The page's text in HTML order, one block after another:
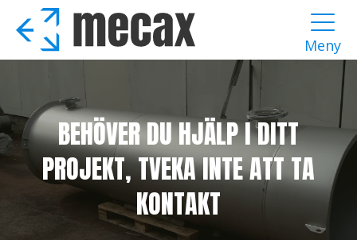
Hoppa
till
huvudinnehåll
Meny
BEHÖVER DU HJÄLP I DITT
PROJEKT, TVEKA INTE ATT TA
KONTAKT